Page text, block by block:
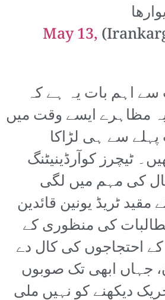
May 13,
اہم بات یہ ہے کہ
مظاہرے ایسے وقت میں
سے ہی لڑاکا
ٹیچرز کوآرڈینیٹنگ
کی مہم میں لگی
مقید ٹریڈ یونین قائدین
کی منظوری کے
احتجاجوں کی کال دے
جہاں ابھی تک صوبوں
دیکھنے کو نہیں ملی